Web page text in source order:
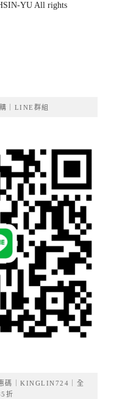
YU All rights
｜LINE群組
碼｜KINGLIN724｜全
折